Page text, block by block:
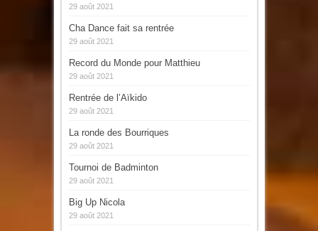
29 août 2021
Cha Dance fait sa rentrée
29 août 2021
Record du Monde pour Matthieu
29 août 2021
Rentrée de l’Aïkido
29 août 2021
La ronde des Bourriques
29 août 2021
Tournoi de Badminton
29 août 2021
Big Up Nicola
29 août 2021